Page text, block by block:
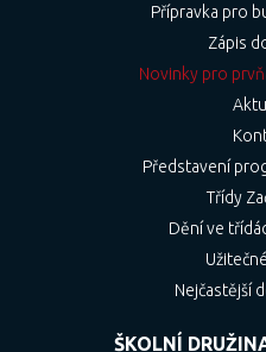
Přípravka pro
Zápis
Novinky pro
Představení
Třídy
Dění ve
Nejčastější
ŠKOLNÍ